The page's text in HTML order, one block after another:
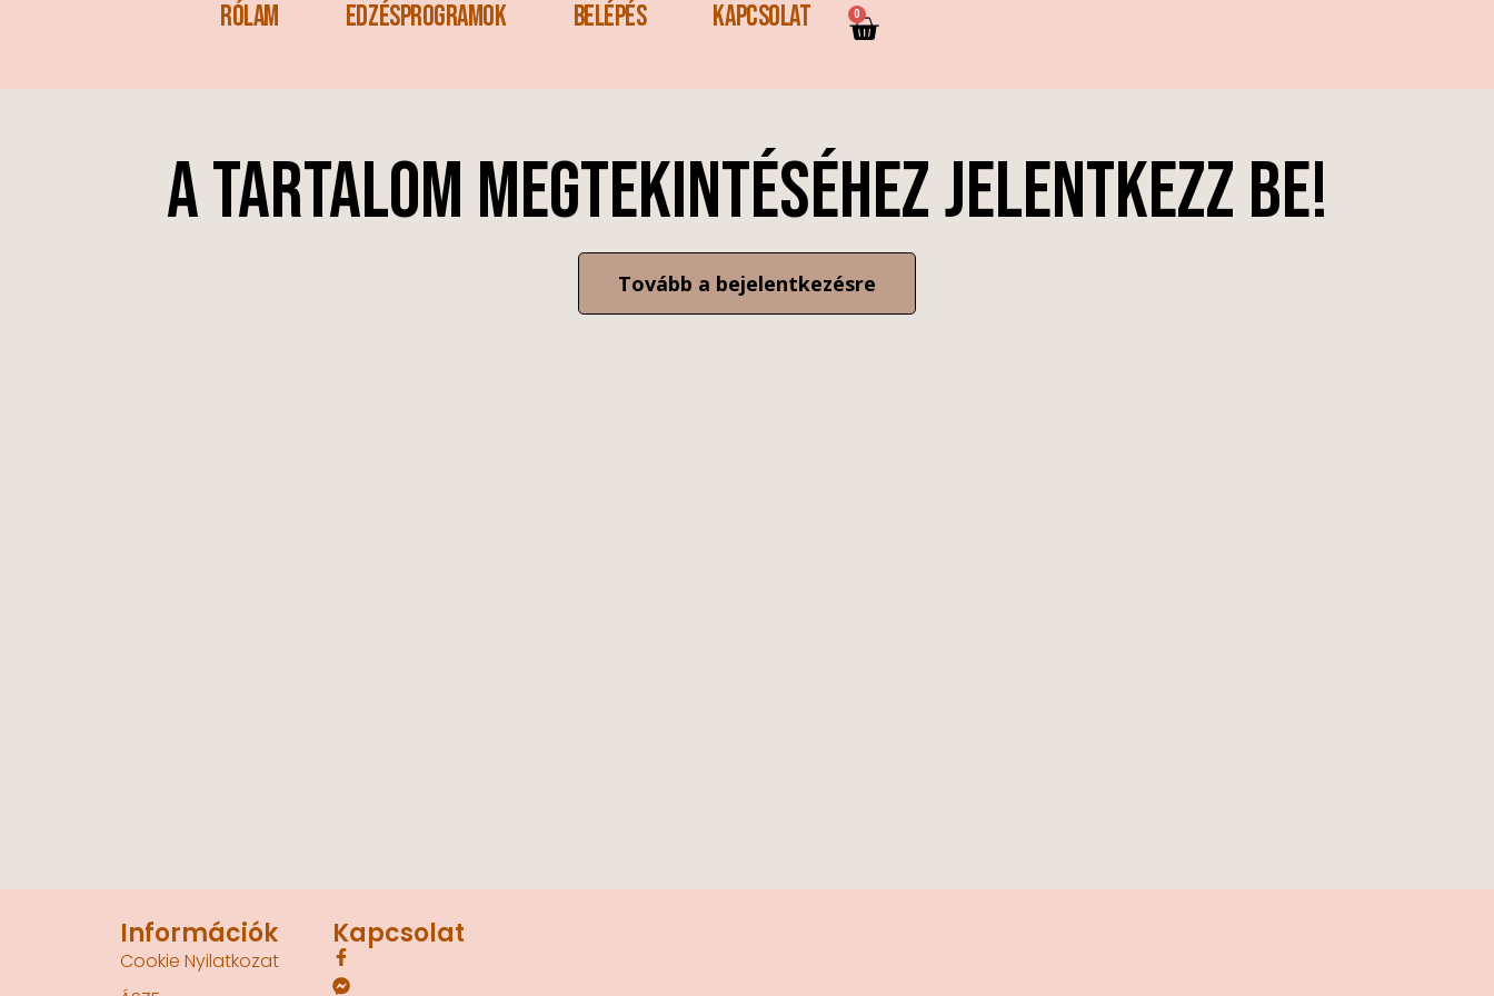
Rólam Edzésprogramok Belépés Kapcsolat 0
A tartalom megtekintéséhez jelentkezz be!
Tovább a bejelentkezésre
Információk
Cookie Nyilatkozat
Kapcsolat